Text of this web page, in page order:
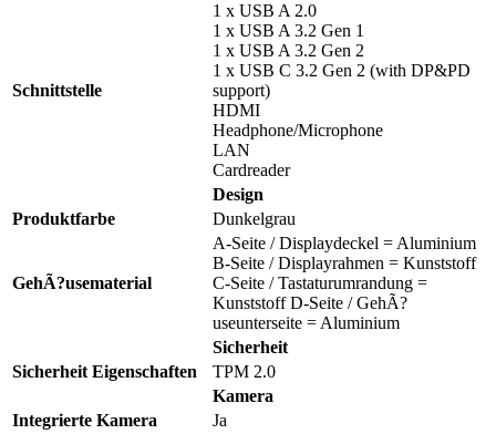
Schnittstelle
1 x USB A 2.0
1 x USB A 3.2 Gen 1
1 x USB A 3.2 Gen 2
1 x USB C 3.2 Gen 2 (with DP&PD
support)
HDMI
Headphone/Microphone
LAN
Cardreader
Design
Produktfarbe
Dunkelgrau
GehÃ?usematerial
A-Seite / Displaydeckel = Aluminium
B-Seite / Displayrahmen = Kunststoff
C-Seite / Tastaturumrandung =
Kunststoff D-Seite / GehÃ?
useunterseite = Aluminium
Sicherheit
Sicherheit Eigenschaften
TPM 2.0
Kamera
Integrierte Kamera
Ja